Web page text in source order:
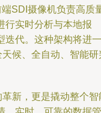
SDI摄像机负责高质
行实时分析与本地报
迭代。这种架构将进一
候、全自动、智能研
新，更是撬动整个智